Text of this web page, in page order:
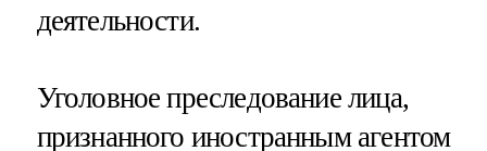
деятельности.
Уголовное преследование лица,
признанного иностранным агентом